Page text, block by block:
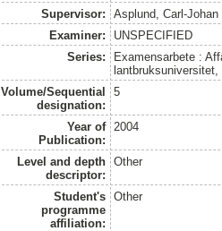
Supervisor:
Asplund, Carl-Johan
Examiner:
UNSPECIFIED
Series:
Examensarbete :
Volume/Sequential
designation:
5
Year of
Publication:
2004
Level and depth
descriptor:
Other
Student's
programme
affiliation:
Other